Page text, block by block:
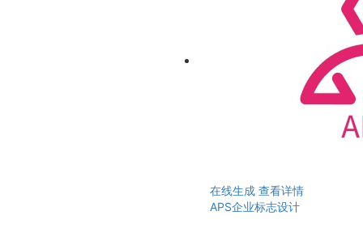
在线生成 查看详情
APS企业标志设计